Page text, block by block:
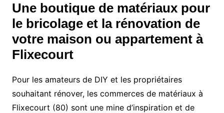
Une boutique de matériaux pour
le bricolage et la rénovation de
votre maison ou appartement à
Flixecourt
Pour les amateurs de DIY et les propriétaires
souhaitant rénover, les commerces de matériaux à
Flixecourt (80) sont une mine d’inspiration et de